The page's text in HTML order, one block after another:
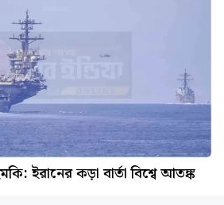
ইরানের কড়া বার্তা বিশ্বে আতঙ্ক